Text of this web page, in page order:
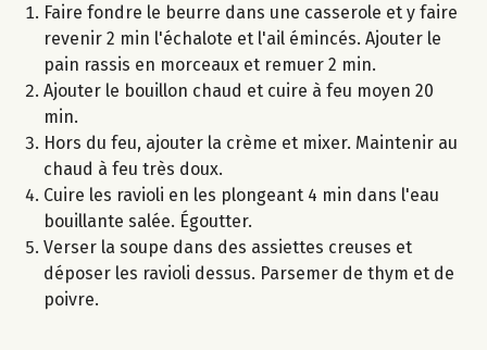
Faire fondre le beurre dans une casserole et y faire
revenir 2 min l'échalote et l'ail émincés. Ajouter le
pain rassis en morceaux et remuer 2 min.
Ajouter le bouillon chaud et cuire à feu moyen 20
min.
Hors du feu, ajouter la crème et mixer. Maintenir au
chaud à feu très doux.
Cuire les ravioli en les plongeant 4 min dans l'eau
bouillante salée. Égoutter.
Verser la soupe dans des assiettes creuses et
déposer les ravioli dessus. Parsemer de thym et de
poivre.